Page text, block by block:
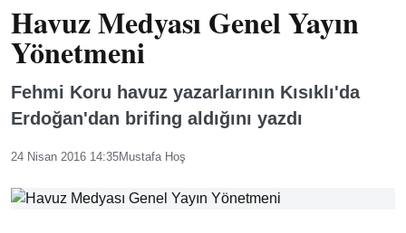
Havuz Medyası Genel Yayın
Yönetmeni
Fehmi Koru havuz yazarlarının Kısıklı'da
Erdoğan'dan brifing aldığını yazdı
24 Nisan 2016 14:35Mustafa Hoş